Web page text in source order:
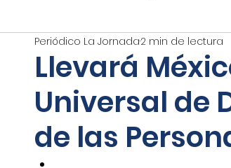
El Sol de México T21mx Imagen
Mexicoxport Enfoque Noticias -
CNEC Revista Consultoría
Llevará
Universal de
de las
Periódico La Jornada2 min de lectura